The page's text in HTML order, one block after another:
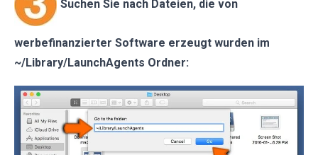
Suchen Sie nach Dateien, die von
werbefinanzierter Software erzeugt wurden im
~/Library/LaunchAgents Ordner: